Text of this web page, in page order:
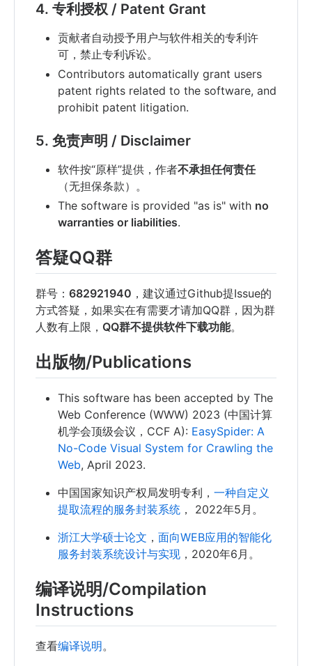
4. 专利授权 / Patent Grant
贡献者自动授予用户与软件相关的专利许
可，禁止专利诉讼。
Contributors automatically grant users
patent rights related to the software, and
prohibit patent litigation.
5. 免责声明 / Disclaimer
软件按“原样”提供，作者不承担任何责任
（无担保条款）。
The software is provided "as is" with no
warranties or liabilities.
答疑QQ群
群号： 682921940 ，建议通过Github提Issue的
方式答疑，如果实在有需要才请加QQ群，因为群
人数有上限， QQ群不提供软件下载功能。
出版物/Publications
This software has been accepted by The
Web Conference (WWW) 2023 (中国计算
机学会顶级会议，CCF A): EasySpider: A
No-Code Visual System for Crawling the
Web, April 2023.
中国国家知识产权局发明专利， 一种自定义
提取流程的服务封装系统 ， 2022年5月。
浙江大学硕士论文 ， 面向WEB应用的智能化
服务封装系统设计与实现 ，2020年6月。
编译说明/Compilation
Instructions
查看编译说明。